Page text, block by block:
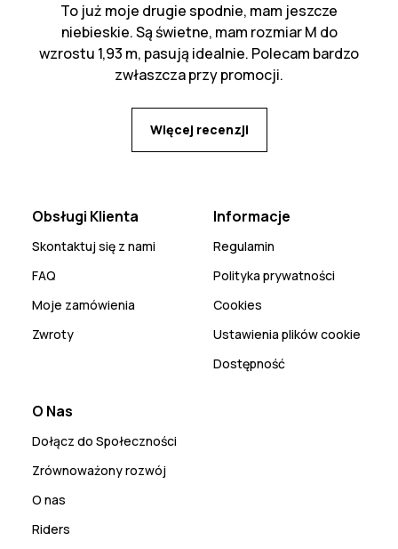
To już moje drugie spodnie, mam jeszcze
niebieskie. Są świetne, mam rozmiar M do
wzrostu 1,93 m, pasują idealnie. Polecam bardzo
zwłaszcza przy promocji.
Więcej recenzji
Obsługi Klienta
Skontaktuj się z nami
FAQ
Moje zamówienia
Zwroty
Informacje
Regulamin
Polityka prywatności
Cookies
Ustawienia plików cookie
Dostępność
O Nas
Dołącz do Społeczności
Zrównoważony rozwój
O nas
Riders